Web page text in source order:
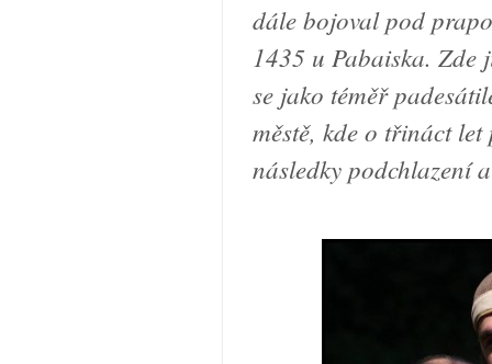
dále bojoval pod
1435 u Pabaiska. Zde
se jako téměř
městě, kde o třináct
následky podchlazení